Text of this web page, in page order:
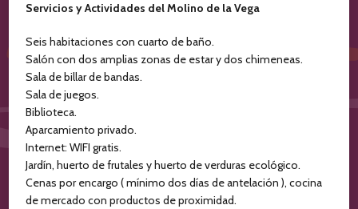
Servicios y Actividades del Molino de la Vega
Seis habitaciones con cuarto de baño.
Salón con dos amplias zonas de estar y dos chimeneas.
Sala de billar de bandas.
Sala de juegos.
Biblioteca.
Aparcamiento privado.
Internet: WIFI gratis.
Jardín, huerto de frutales y huerto de verduras ecológico.
Cenas por encargo ( mínimo dos días de antelación ), cocina
de mercado con productos de proximidad.